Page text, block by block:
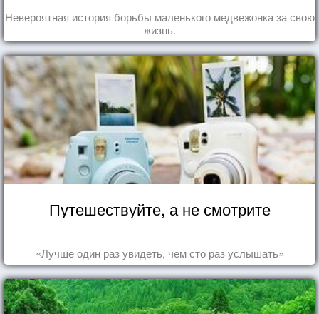
Невероятная история борьбы маленького медвежонка за свою
жизнь.
Путешествуйте, а не смотрите
«Лучше один раз увидеть, чем сто раз услышать»